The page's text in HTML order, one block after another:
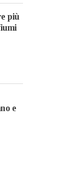
più
e